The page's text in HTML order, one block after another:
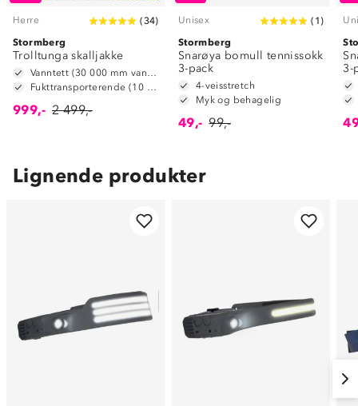
Herre (34)
Stormberg
Trolltunga skalljakke
999,- 2 499,-
Unisex ( 1 )
Stormberg
Snarøya bomull tennissokk
3-pack
4-veisstretch
Myk og behagelig
49,- 99,-
3-
Lignende produkter